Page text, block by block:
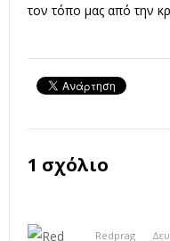
τον τόπο μας από την
1 σχόλιο
Redprag